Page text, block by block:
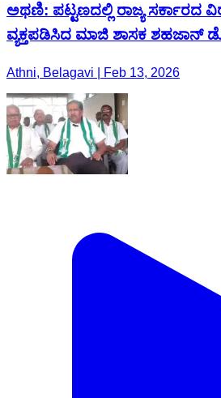
ಅಥಣಿ: ಪಟ್ಟಣದಲ್ಲಿ ರಾಜ್ಯ ಸರ್ಕಾರದ
ವ್ಯಕ್ತಪಡಿಸಿದ ಮಾಜಿ ಶಾಸಕ ಶಹಜಾನ್
Athni, Belagavi | Feb 13, 2026